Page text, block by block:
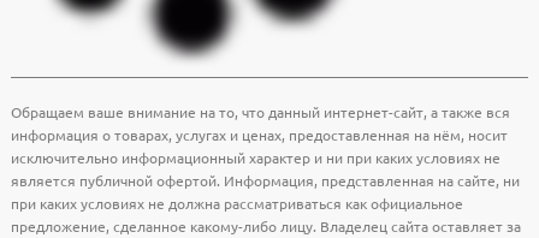
Обращаем ваше внимание на то, что данный интернет-сайт, а также вся
информация о товарах, услугах и ценах, предоставленная на нём, носит
исключительно информационный характер и ни при каких условиях не
является публичной офертой. Информация, представленная на сайте, ни
при каких условиях не должна рассматриваться как официальное
предложение, сделанное какому-либо лицу. Владелец сайта оставляет за